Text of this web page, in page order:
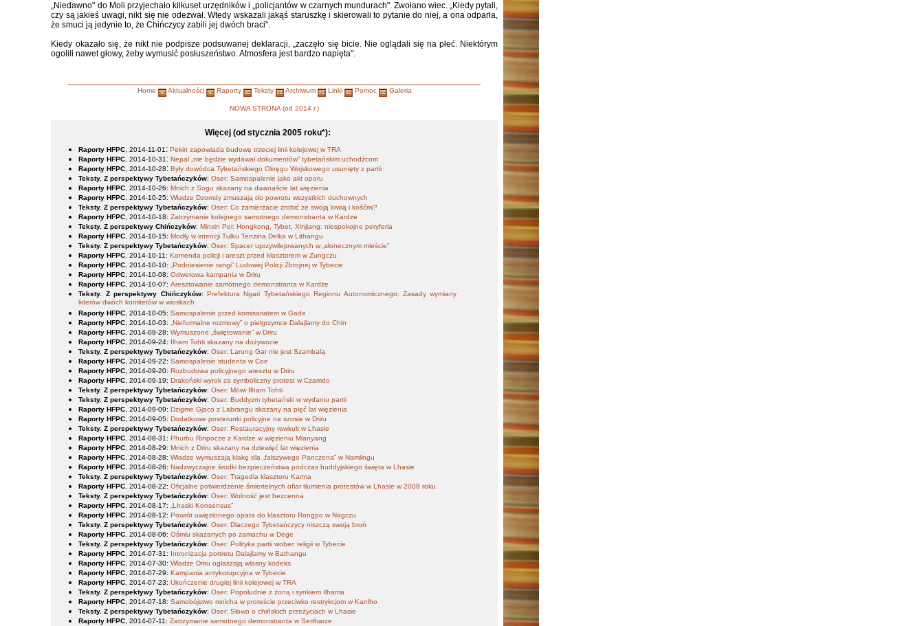
„Niedawno" do Moli przyjechało kilkuset urzędników i „policjantów w czarnych mundurach". Zwołano wiec. „Kiedy pytali,
czy są jakieś uwagi, nikt się nie odezwał. Wtedy wskazali jakąś staruszkę i skierowali to pytanie do niej, a ona odparła,
że smuci ją jedynie to, że Chińczycy zabili jej dwóch braci".
Kiedy okazało się, że nikt nie podpisze podsuwanej deklaracji, „zaczęło się bicie. Nie oglądali się na płeć. Niektórym
ogolili nawet głowy, żeby wymusić posłuszeństwo. Atmosfera jest bardzo napięta".
Home Aktualności Raporty Teksty Archiwum Linki Pomoc Galeria
NOWA STRONA (od 2014 r.)
Więcej (od stycznia 2005 roku*):
Raporty HFPC , 2014-11-01 :Pekin zapowiada budowę trzeciej linii kolejowej w TRA
Raporty HFPC , 2014-10-31 :Nepal „nie będzie wydawał dokumentów” tybetańskim uchodźcom
Raporty HFPC , 2014-10-28:Były dowódca Tybetańskiego Okręgu Wojskowego usunięty z partii
Teksty. Z perspektywy Tybetańczyków:Oser: Samospalenie jako akt oporu
Raporty HFPC , 2014-10-26:Mnich z Sogu skazany na dwanaście lat więzienia
Raporty HFPC , 2014-10-25:Władze Dzomdy zmuszają do powrotu wszystkich duchownych
Teksty. Z perspektywy Tybetańczyków:Oser: Co zamierzacie zrobić ze swoją krwią i kośćmi?
Raporty HFPC , 2014-10-18:Zatrzymanie kolejnego samotnego demonstranta w Kardze
Teksty. Z perspektywy Chińczyków:Minxin Pei: Hongkong, Tybet, Xinjiang: niespokojne peryferia
Raporty HFPC , 2014-10-15:Modły w intencji Tulku Tenzina Delka w Lithangu
Teksty. Z perspektywy Tybetańczyków:Oser: Spacer uprzywilejowanych w „słonecznym mieście”
Raporty HFPC , 2014-10-11 :Komenda policji i areszt przed klasztorem w Zungczu
Raporty HFPC , 2014-10-10:
„Podniesienie rangi” Ludowej Policji Zbrojnej w Tybecie
Raporty HFPC , 2014-10-08:Odwetowa kampania w Driru
Raporty HFPC , 2014-10-07:Aresztowanie samotnego demonstranta w Kardze
Teksty. Z perspektywy Chińczyków: Prefektura Ngari Tybetańskiego Regionu Autonomicznego: Zasady wymiany
liderów dwóch komitetów w wioskach
Raporty HFPC , 2014-10-05:Samospalenie przed komisariatem w Gade
Raporty HFPC , 2014-10-03:
„Nieformalne rozmowy” o pielgrzymce Dalajlamy do Chin
Raporty HFPC , 2014-09-28:Wymuszone „świętowanie” w Driru
Raporty HFPC , 2014-09-24: Ilham Tohti skazany na dożywocie
Teksty. Z perspektywy Tybetańczyków:Oser: Larung Gar nie jest Szambalą
Raporty HFPC , 2014-09-22:Samospalenie studenta w Coe
Raporty HFPC , 2014-09-20:Rozbudowa policyjnego aresztu w Driru
Raporty HFPC , 2014-09-19:Drakoński wyrok za symboliczny protest w Czamdo
Teksty. Z perspektywy Tybetańczyków:Oser: Mówi Ilham Tohti
Teksty. Z perspektywy Tybetańczyków:Oser: Buddyzm tybetański w wydaniu partii
Raporty HFPC , 2014-09-09:Dzigme Gjaco z Labrangu skazany na pięć lat więzienia
Raporty HFPC , 2014-09-05:Dodatkowe posterunki policyjne na szosie w Driru
Teksty. Z perspektywy Tybetańczyków:Oser: Restauracyjny rewkult w Lhasie
Raporty HFPC , 2014-08-31 :Phurbu Rinpocze z Kardze w więzieniu Mianyang
Raporty HFPC , 2014-08-29:Mnich z Driru skazany na dziewięć lat więzienia
Raporty HFPC , 2014-08-28:Władze wymuszają klakę dla „fałszywego Panczena” w Namlingu
Raporty HFPC , 2014-08-26:Nadzwyczajne środki bezpieczeństwa podczas buddyjskiego święta w Lhasie
Teksty. Z perspektywy Tybetańczyków:Oser: Tragedia klasztoru Karma
Raporty HFPC , 2014-08-22:Oficjalne potwierdzenie śmiertelnych ofiar tłumienia protestów w Lhasie w 2008 roku
Teksty. Z perspektywy Tybetańczyków:Oser: Wolność jest bezcenna
Raporty HFPC , 2014-08-17:
„Lhaski Konsensus”
Raporty HFPC , 2014-08-12:Powrót uwięzionego opata do klasztoru Rongpo w Nagczu
Teksty. Z perspektywy Tybetańczyków:Oser: Dlaczego Tybetańczycy niszczą swoją broń
Raporty HFPC , 2014-08-06:Ośmiu skazanych po zamachu w Dege
Teksty. Z perspektywy Tybetańczyków:Oser: Polityka partii wobec religii w Tybecie
Raporty HFPC , 2014-07-31 : Intronizacja portretu Dalajlamy w Bathangu
Raporty HFPC , 2014-07-30:Władze Driru ogłaszają własny kodeks
Raporty HFPC , 2014-07-29:Kampania antykorupcyjna w Tybecie
Raporty HFPC , 2014-07-23:Ukończenie drugiej linii kolejowej w TRA
Teksty. Z perspektywy Tybetańczyków:Oser: Popołudnie z żoną i synkiem Ilhama
Raporty HFPC , 2014-07-18:Samobójstwo mnicha w proteście przeciwko restrykcjom w Kanlho
Teksty. Z perspektywy Tybetańczyków:Oser: Słowo o chińskich przeżyciach w Lhasie
Raporty HFPC , 2014-07-11 :Zatrzymanie samotnego demonstranta w Sertharze